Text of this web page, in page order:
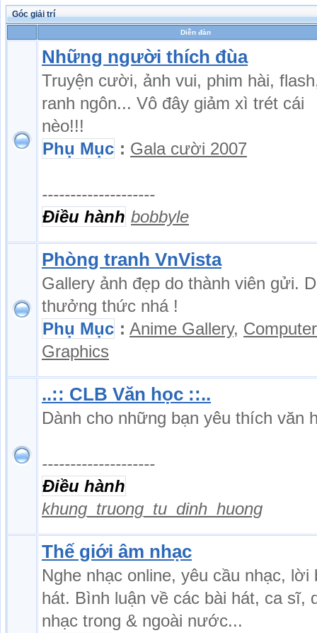
Góc giải trí
Diễn đàn
Những người thích đùa
Truyện cười, ảnh vui, phim hài,
ranh ngôn... Vô đây giảm xì trét cái
nèo!!!
Phụ Mục : Gala cười 2007
--------------------
Điều hành bobbyle
Phòng tranh VnVista
Gallery ảnh đẹp do thành viên gửi.
thưởng thức nhá !
Phụ Mục : Anime Gallery, Computer
Graphics
..:: CLB Văn học ::..
Dành cho những bạn yêu thích văn
--------------------
Điều hành
khung_truong_tu_dinh_huong
Thế giới âm nhạc
Nghe nhạc online, yêu cầu nhạc, lời
hát. Bình luận về các bài hát, ca sĩ,
nhạc trong & ngoài nước...